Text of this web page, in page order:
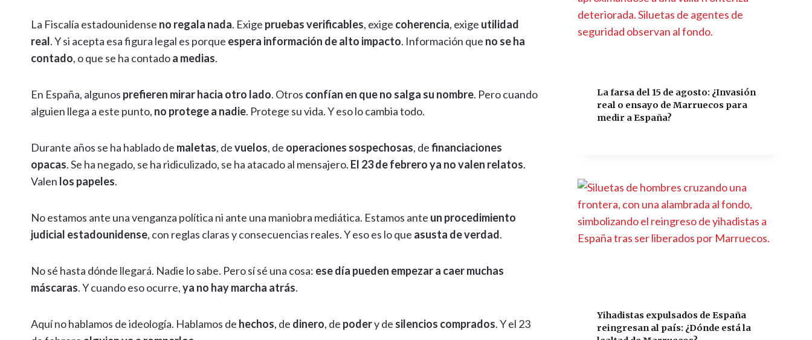
La Fiscalía estadounidense no regala nada. Exige pruebas verificables, exige coherencia, exige utilidad
real. Y si acepta esa figura legal es porque espera información de alto impacto. Información que no se ha
contado, o que se ha contadoa medias.
En España, algunos prefieren mirar hacia otro lado. Otros confían en que no salga su nombre. Pero cuando
alguien llega a este punto, no protege a nadie. Protege su vida. Y eso lo cambia todo.
Durante años se ha hablado de maletas, devuelos, de operaciones sospechosas, definanciaciones
opacas. Se ha negado, se ha ridiculizado, se ha atacado al mensajero. El 23 de febrero ya no valen relatos.
Valen los papeles.
No estamos ante una venganza política ni ante una maniobra mediática. Estamos ante un procedimiento
judicial estadounidense, con reglas claras y consecuencias reales. Y eso es lo que asusta de verdad.
No sé hasta dónde llegará. Nadie lo sabe. Pero sí sé una cosa: ese día pueden empezar a caer muchas
máscaras. Y cuando eso ocurre,ya no hay marcha atrás.
Aquí no hablamos de ideología. Hablamos de hechos, de dinero, de podery de silencios comprados. Y el 23
La farsa del 15 de agosto: ¿Invasión
real o ensayo de Marruecos para
medir a España?
Yihadistas expulsados de España
reingresan al país: ¿Dónde está la